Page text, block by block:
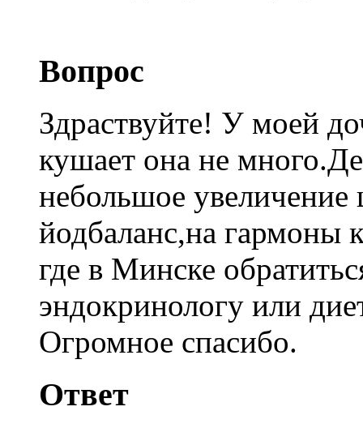
Вопрос
Здраствуйте! У моей
кушает она не
небольшое
йодбаланс,на гармоны
где в Минске
эндокринологу или
Огромное спасибо.
Ответ